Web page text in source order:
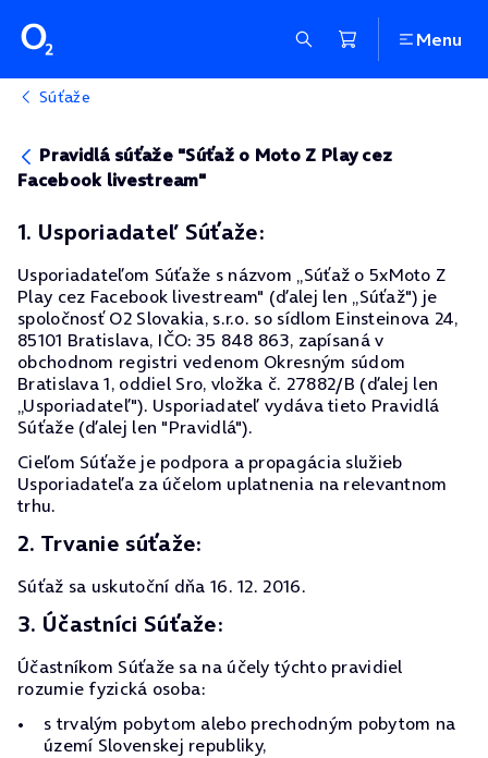
Menu
Súťaže
Pravidlá súťaže "Súťaž o Moto Z Play cez
Facebook livestream"
1. Usporiadateľ Súťaže:
Usporiadateľom Súťaže s názvom „Súťaž o 5xMoto Z
Play cez Facebook livestream" (ďalej len „Súťaž") je
spoločnosť O2 Slovakia, s.r.o. so sídlom Einsteinova 24,
85101 Bratislava, IČO: 35 848 863, zapísaná v
obchodnom registri vedenom Okresným súdom
Bratislava 1, oddiel Sro, vložka č. 27882/B (ďalej len
„Usporiadateľ"). Usporiadateľ vydáva tieto Pravidlá
Súťaže (ďalej len "Pravidlá").
Cieľom Súťaže je podpora a propagácia služieb
Usporiadateľa za účelom uplatnenia na relevantnom
trhu.
2. Trvanie súťaže:
Súťaž sa uskutoční dňa 16. 12. 2016.
3. Účastníci Súťaže:
Účastníkom Súťaže sa na účely týchto pravidiel
rozumie fyzická osoba:
s trvalým pobytom alebo prechodným pobytom na
území Slovenskej republiky,